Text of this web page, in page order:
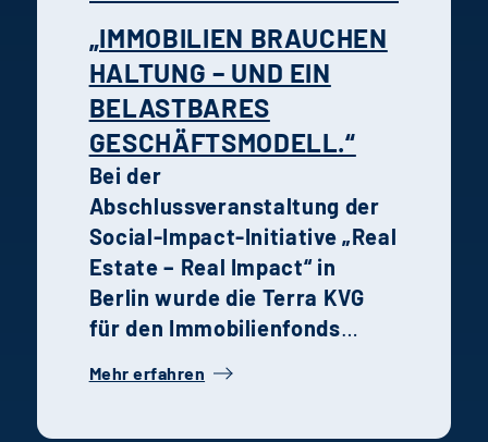
Manager.
„IMMOBILIEN BRAUCHEN
HALTUNG – UND EIN
BELASTBARES
GESCHÄFTSMODELL.“
Bei der
Abschlussveranstaltung der
Social-Impact-Initiative „Real
Estate – Real Impact“ in
Berlin wurde die Terra KVG
für den Immobilienfonds
mit dem Sonderpreis
Mehr erfahren